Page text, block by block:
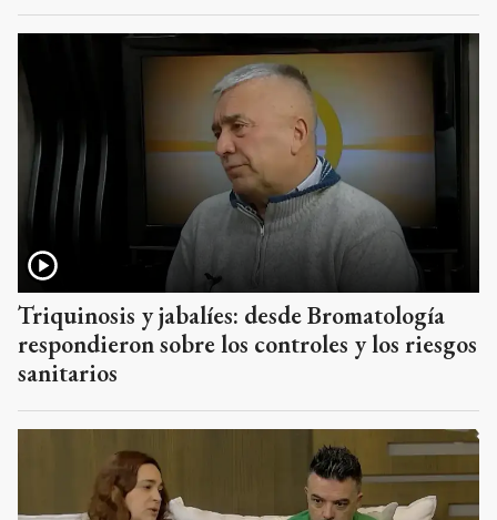
Triquinosis y jabalíes: desde Bromatología
respondieron sobre los controles y los riesgos
sanitarios